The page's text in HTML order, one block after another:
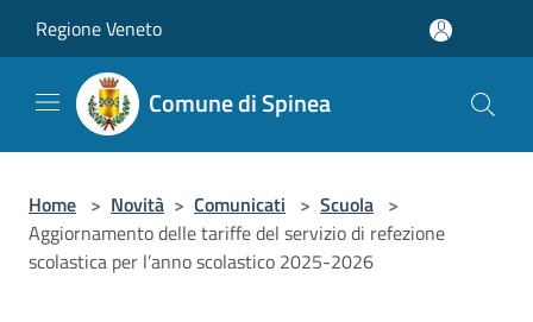
Regione Veneto
Comune di Spinea
Home > Novità > Comunicati > Scuola >
Aggiornamento delle tariffe del servizio di refezione
scolastica per l’anno scolastico 2025-2026